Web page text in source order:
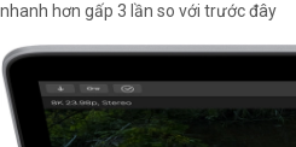
nhanh hơn gấp 3 lần so với trước đây